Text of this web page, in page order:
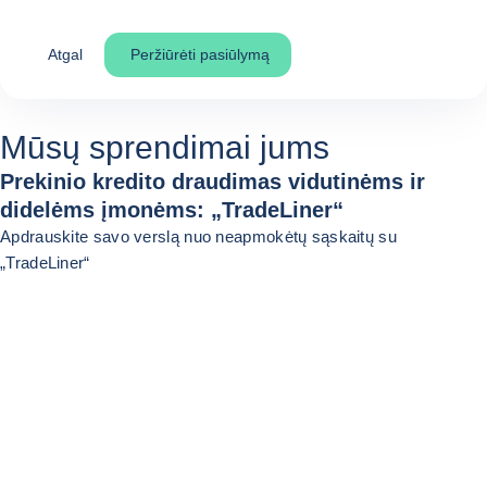
Atgal Peržiūrėti pasiūlymą
Mūsų sprendimai jums
Prekinio kredito draudimas vidutinėms ir
didelėms įmonėms: „TradeLiner“
Apdrauskite savo verslą nuo neapmokėtų sąskaitų su
„TradeLiner“